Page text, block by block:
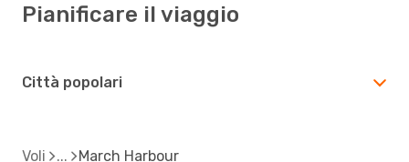
Pianificare il viaggio
Città popolari
Voli March Harbour